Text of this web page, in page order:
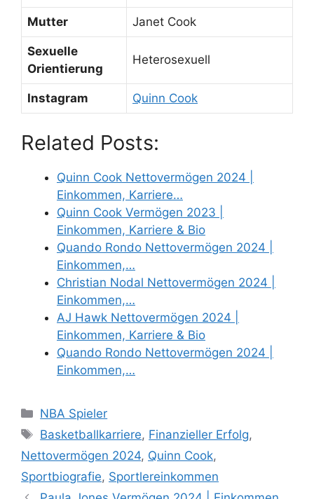
Mutter Janet Cook
Sexuelle
Orientierung
Heterosexuell
Instagram Quinn Cook
Related Posts:
Quinn Cook Nettovermögen 2024 |
Einkommen, Karriere…
Quinn Cook Vermögen 2023 |
Einkommen, Karriere & Bio
Quando Rondo Nettovermögen 2024 |
Einkommen,…
Christian Nodal Nettovermögen 2024 |
Einkommen,…
AJ Hawk Nettovermögen 2024 |
Einkommen, Karriere & Bio
Quando Rondo Nettovermögen 2024 |
Einkommen,…
Categories
NBA Spieler
Tags
Basketballkarriere, Finanzieller Erfolg,
Nettovermögen 2024, Quinn Cook,
Sportbiografie, Sportlereinkommen